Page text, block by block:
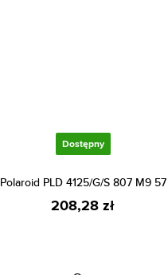
Dostępny
Polaroid PLD 4125/G/S 807 M9 57
208,28 zł